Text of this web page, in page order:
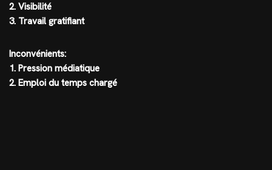
2. Visibilité
3. Travail gratifiant
Inconvénients:
1. Pression médiatique
2. Emploi du temps chargé